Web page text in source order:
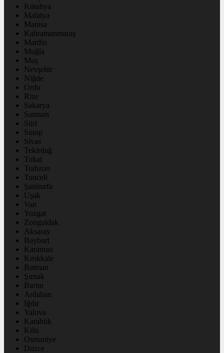
Kütahya
Malatya
Manisa
Kahramanmaraş
Mardin
Muğla
Muş
Nevşehir
Niğde
Ordu
Rize
Sakarya
Samsun
Siirt
Sinop
Sivas
Tekirdağ
Tokat
Trabzon
Tunceli
Şanlıurfa
Uşak
Van
Yozgat
Zonguldak
Aksaray
Bayburt
Karaman
Kırıkkale
Batman
Şırnak
Bartın
Ardahan
Iğdır
Yalova
Karabük
Kilis
Osmaniye
Düzce